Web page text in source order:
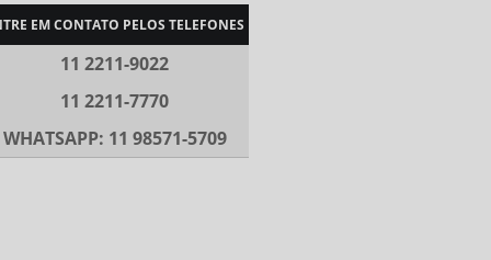
PARA DIAMANTAR RODAS
ALUMÍNIO
EM CONTATO PELOS TELEFONES
11 2211-9022
11 2211-7770
WHATSAPP: 11 98571-5709